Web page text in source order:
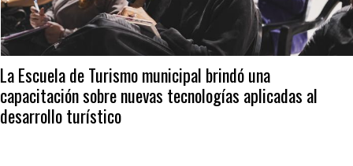
La Escuela de Turismo municipal brindó una
capacitación sobre nuevas tecnologías aplicadas al
desarrollo turístico